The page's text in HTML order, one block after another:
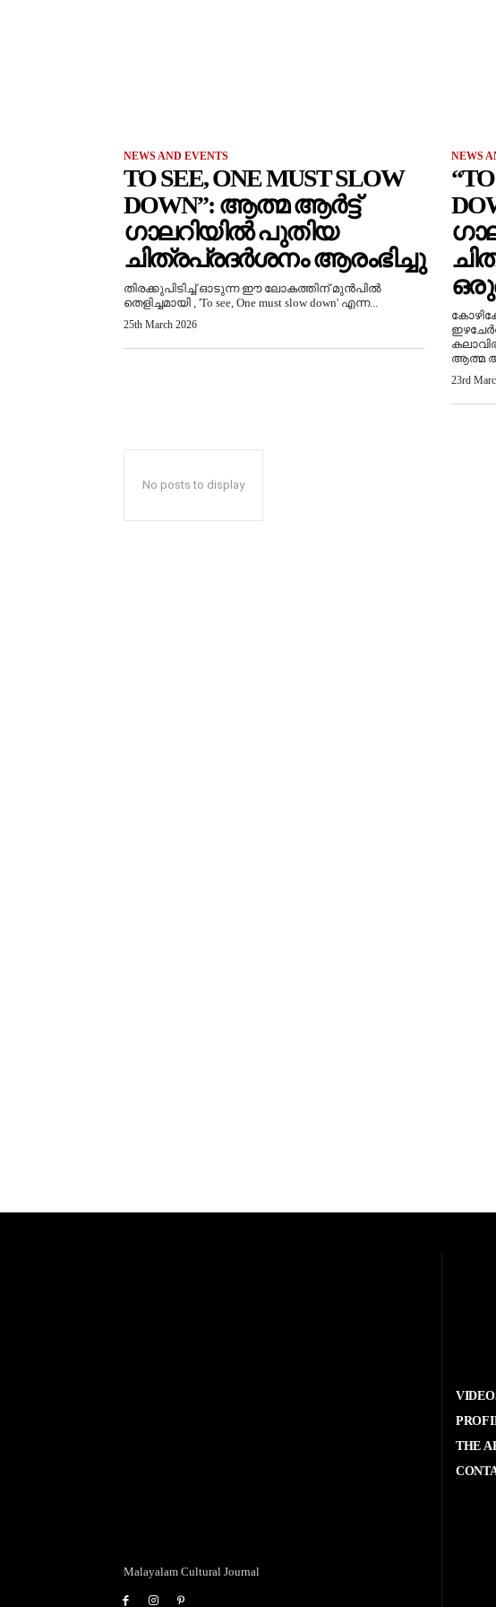
NEWS AND EVENTS
TO SEE, ONE MUST SLOW
DOWN”: ആത്മ ആർട്ട്
ഗാലറിയിൽ പുതിയ
ചിത്രപ്രദർശനം ആരംഭിച്ചു
തിരക്കുപിടിച്ച് ഓടുന്ന ഈ ലോകത്തിന് മുൻപിൽ
തെളിച്ചമായി , 'To see, One must slow down' എന്ന...
25th March 2026
NEWS
ആത്മ
23rd
No posts to display
Malayalam Cultural Journal
THE